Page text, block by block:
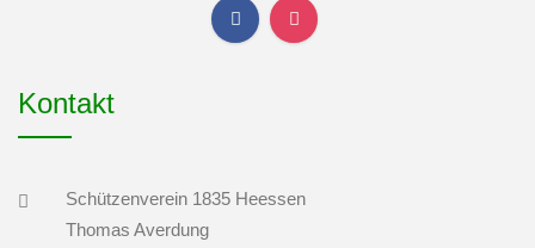
Kontakt
Schützenverein 1835 Heessen
Thomas Averdung